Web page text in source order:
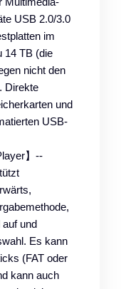
USB 2.0/3.0
im
14 TB (die
nicht den
Direkte
und
USB-
】--
und
Es kann
(FAT oder
kann auch